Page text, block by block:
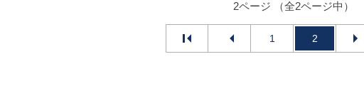
2ページ （全2ページ中）
1 2